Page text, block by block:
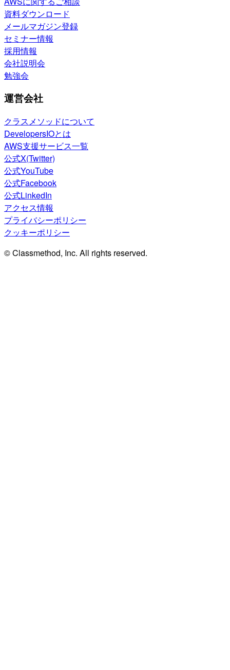
資料ダウンロード
メールマガジン登録
セミナー情報
採用情報
会社説明会
勉強会
運営会社
クラスメソッドについて
DevelopersIOとは
AWS支援サービス一覧
公式X(Twitter)
公式YouTube
公式Facebook
公式LinkedIn
アクセス情報
プライバシーポリシー
クッキーポリシー
© Classmethod, Inc. All rights reserved.